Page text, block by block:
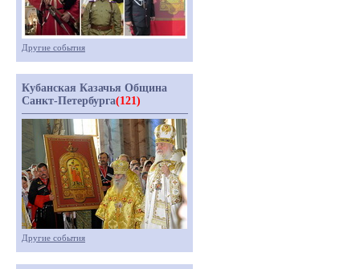
Другие события
Кубанская Казачья Община
Санкт-Петербурга(121)
Другие события